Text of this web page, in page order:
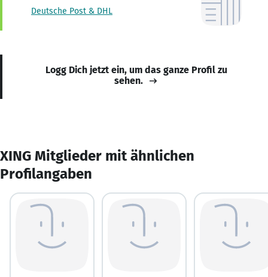
Deutsche Post & DHL
Logg Dich jetzt ein, um das ganze Profil zu
sehen.
XING Mitglieder mit ähnlichen
Profilangaben